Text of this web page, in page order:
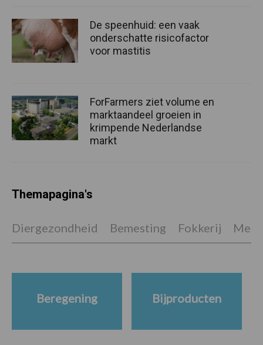
De speenhuid: een vaak
onderschatte risicofactor
voor mastitis
ForFarmers ziet volume en
marktaandeel groeien in
krimpende Nederlandse
markt
Themapagina's
Diergezondheid Bemesting Fokkerij
Beregening Bijproducten